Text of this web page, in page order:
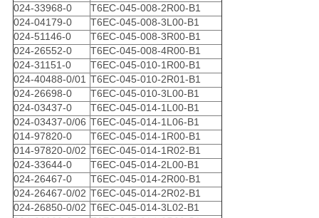
024-33968-0
T6EC-045-008-2R00-B1
024-04179-0
T6EC-045-008-3L00-B1
024-51146-0
T6EC-045-008-3R00-B1
024-26552-0
T6EC-045-008-4R00-B1
024-31151-0
T6EC-045-010-1R00-B1
024-40488-0/01 T6EC-045-010-2R01-B1
024-26698-0
T6EC-045-010-3L00-B1
024-03437-0
T6EC-045-014-1L00-B1
024-03437-0/06 T6EC-045-014-1L06-B1
014-97820-0
T6EC-045-014-1R00-B1
014-97820-0/02 T6EC-045-014-1R02-B1
024-33644-0
T6EC-045-014-2L00-B1
024-26467-0
T6EC-045-014-2R00-B1
024-26467-0/02 T6EC-045-014-2R02-B1
024-26850-0/02 T6EC-045-014-3L02-B1